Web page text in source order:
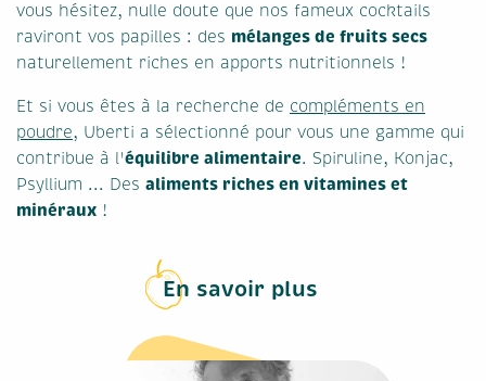
vous hésitez, nulle doute que nos fameux cocktails
raviront vos papilles : des mélanges de fruits secs
naturellement riches en apports nutritionnels !
Et si vous êtes à la recherche de compléments en
poudre, Uberti a sélectionné pour vous une gamme qui
contribue à l'équilibre alimentaire. Spiruline, Konjac,
Psyllium ... Des aliments riches en vitamines et
minéraux !
En savoir plus